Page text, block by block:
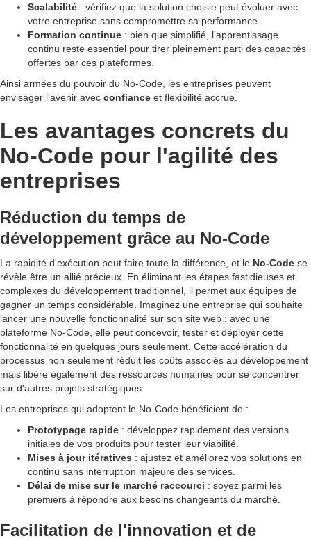
Scalabilité : vérifiez que la solution choisie peut évoluer avec
votre entreprise sans compromettre sa performance.
Formation continue : bien que simplifié, l'apprentissage
continu reste essentiel pour tirer pleinement parti des capacités
offertes par ces plateformes.
Ainsi armées du pouvoir du No-Code, les entreprises peuvent
envisager l'avenir avec confiance et flexibilité accrue.
Les avantages concrets du
No-Code pour l'agilité des
entreprises
Réduction du temps de
développement grâce au No-Code
La rapidité d'exécution peut faire toute la différence, et le No-Code se
révèle être un allié précieux. En éliminant les étapes fastidieuses et
complexes du développement traditionnel, il permet aux équipes de
gagner un temps considérable. Imaginez une entreprise qui souhaite
lancer une nouvelle fonctionnalité sur son site web : avec une
plateforme No-Code, elle peut concevoir, tester et déployer cette
fonctionnalité en quelques jours seulement. Cette accélération du
processus non seulement réduit les coûts associés au développement
mais libère également des ressources humaines pour se concentrer
sur d'autres projets stratégiques.
Les entreprises qui adoptent le No-Code bénéficient de :
Prototypage rapide : développez rapidement des versions
initiales de vos produits pour tester leur viabilité.
Mises à jour itératives : ajustez et améliorez vos solutions en
continu sans interruption majeure des services.
Délai de mise sur le marché raccourci : soyez parmi les
premiers à répondre aux besoins changeants du marché.
Facilitation de l'innovation et de